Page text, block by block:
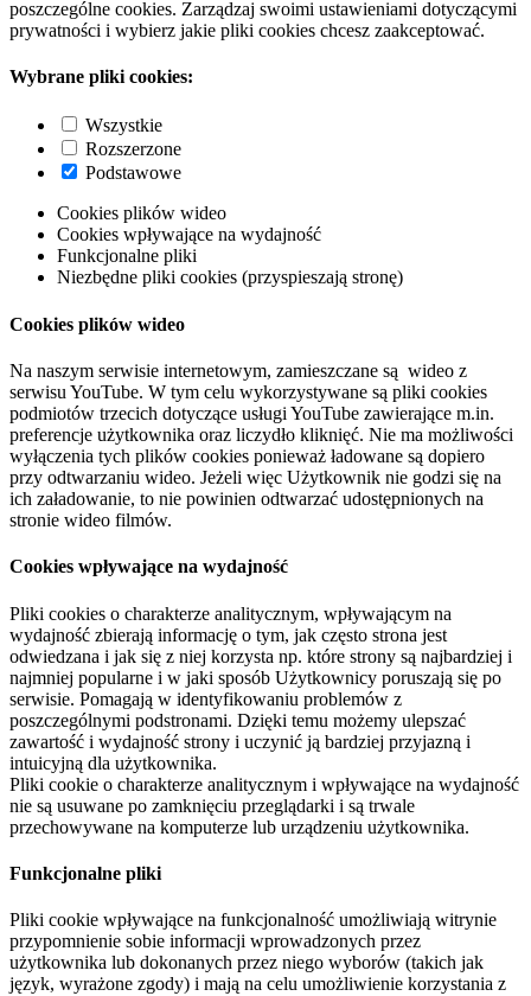
poszczególne cookies. Zarządzaj swoimi ustawieniami dotyczącymi
prywatności i wybierz jakie pliki cookies chcesz zaakceptować.
Wybrane pliki cookies:
Wszystkie
Rozszerzone
Podstawowe
Cookies plików wideo
Cookies wpływające na wydajność
Funkcjonalne pliki
Niezbędne pliki cookies (przyspieszają stronę)
Cookies plików wideo
Na naszym serwisie internetowym, zamieszczane są wideo z
serwisu YouTube. W tym celu wykorzystywane są pliki cookies
podmiotów trzecich dotyczące usługi YouTube zawierające m.in.
preferencje użytkownika oraz liczydło kliknięć. Nie ma możliwości
wyłączenia tych plików cookies ponieważ ładowane są dopiero
przy odtwarzaniu wideo. Jeżeli więc Użytkownik nie godzi się na
ich załadowanie, to nie powinien odtwarzać udostępnionych na
stronie wideo filmów.
Cookies wpływające na wydajność
Pliki cookies o charakterze analitycznym, wpływającym na
wydajność zbierają informację o tym, jak często strona jest
odwiedzana i jak się z niej korzysta np. które strony są najbardziej i
najmniej popularne i w jaki sposób Użytkownicy poruszają się po
serwisie. Pomagają w identyfikowaniu problemów z
poszczególnymi podstronami. Dzięki temu możemy ulepszać
zawartość i wydajność strony i uczynić ją bardziej przyjazną i
intuicyjną dla użytkownika.
Pliki cookie o charakterze analitycznym i wpływające na wydajność
nie są usuwane po zamknięciu przeglądarki i są trwale
przechowywane na komputerze lub urządzeniu użytkownika.
Funkcjonalne pliki
Pliki cookie wpływające na funkcjonalność umożliwiają witrynie
przypomnienie sobie informacji wprowadzonych przez
użytkownika lub dokonanych przez niego wyborów (takich jak
język, wyrażone zgody) i mają na celu umożliwienie korzystania z